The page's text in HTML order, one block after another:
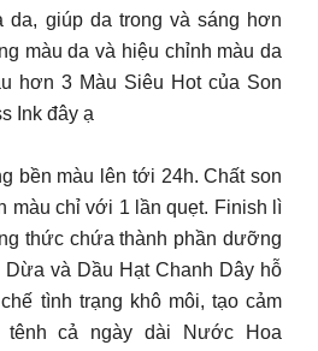
da, giúp da trong và sáng hơn
màu da và hiệu chỉnh màu da
hơn 3 Màu Siêu Hot của Son
Ink đây ạ
bền màu lên tới 24h. Chất son
màu chỉ với 1 lần quẹt. Finish lì
thức chứa thành phần dưỡng
và Dầu Hạt Chanh Dây hỗ
tình trạng khô môi, tạo cảm
tênh cả ngày dài Nước Hoa